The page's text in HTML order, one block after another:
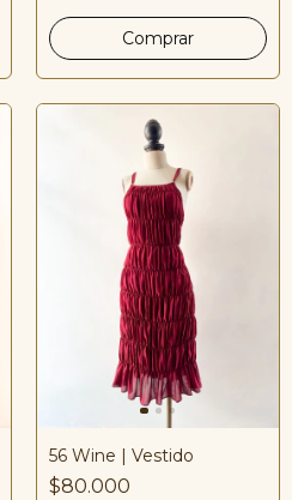
56 Wine | Vestido
$80.000